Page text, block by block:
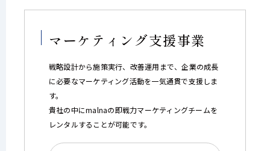
マーケティング支援事業
戦略設計から施策実行、改善運用まで、企業の成長
に必要なマーケティング活動を一気通貫で支援しま
す。
貴社の中にmalnaの即戦力マーケティングチームを
レンタルすることが可能です。